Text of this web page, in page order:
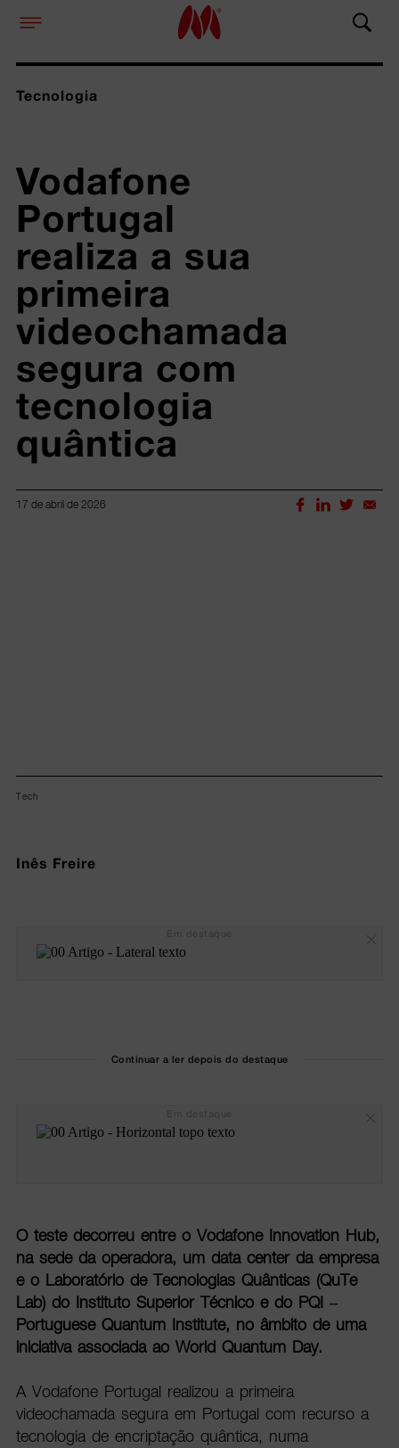
Tecnologia
Vodafone
Portugal
realiza a sua
primeira
videochamada
segura com
tecnologia
quântica
17 de abril de 2026
Tech
Inês Freire
Continuar a ler depois do destaque
O teste decorreu entre o Vodafone Innovation Hub,
na sede da operadora, um data center da empresa
e o Laboratório de Tecnologias Quânticas (QuTe
Lab) do Instituto Superior Técnico e do PQI –
Portuguese Quantum Institute, no âmbito de uma
iniciativa associada ao World Quantum Day.
A Vodafone Portugal realizou a primeira
videochamada segura em Portugal com recurso a
tecnologia de encriptação quântica, numa